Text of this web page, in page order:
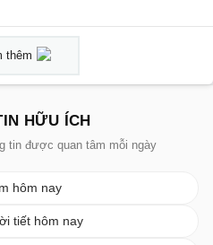
thêm
HỮU ÍCH
tin được quan tâm mỗi ngày
hôm nay
tiết hôm nay